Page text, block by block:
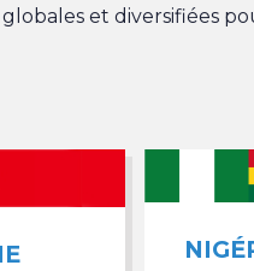
et diversifiées